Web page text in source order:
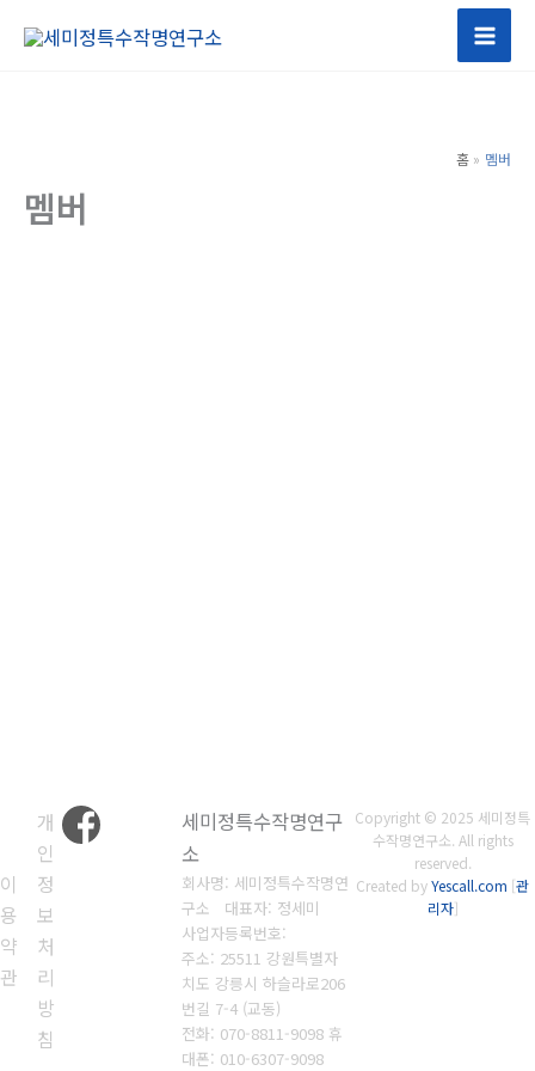
홈 멤버
멤버
이
용
약
관
개
인
정
보
처
리
방
침
세미정특수작명연구
소
회사명: 세미정특수작명연
구소 대표자: 정세미
사업자등록번호:
주소: 25511 강원특별자
치도 강릉시 하슬라로206
번길 7-4 (교동)
전화: 070-8811-9098 휴
대폰: 010-6307-9098
Copyright © 2025 세미정특
수작명연구소. All rights
reserved.
Created byYescall.com [관
리자]